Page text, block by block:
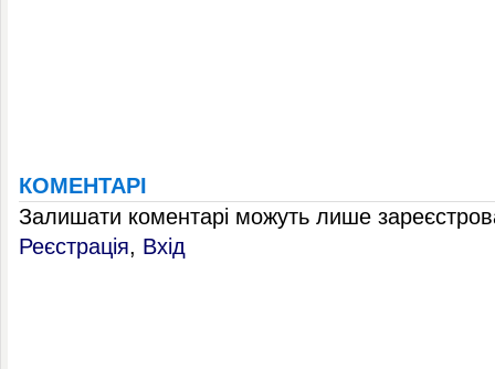
КОМЕНТАРІ
Залишати коментарі можуть лише
Реєстрація, Вхід